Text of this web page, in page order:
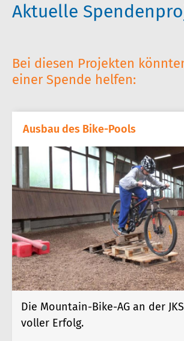
Aktuelle
Bei diesen Projekten
einer Spende helfen:
Ausbau des Bike-Pools
Die Mountain-Bike-AG an der
voller Erfolg.